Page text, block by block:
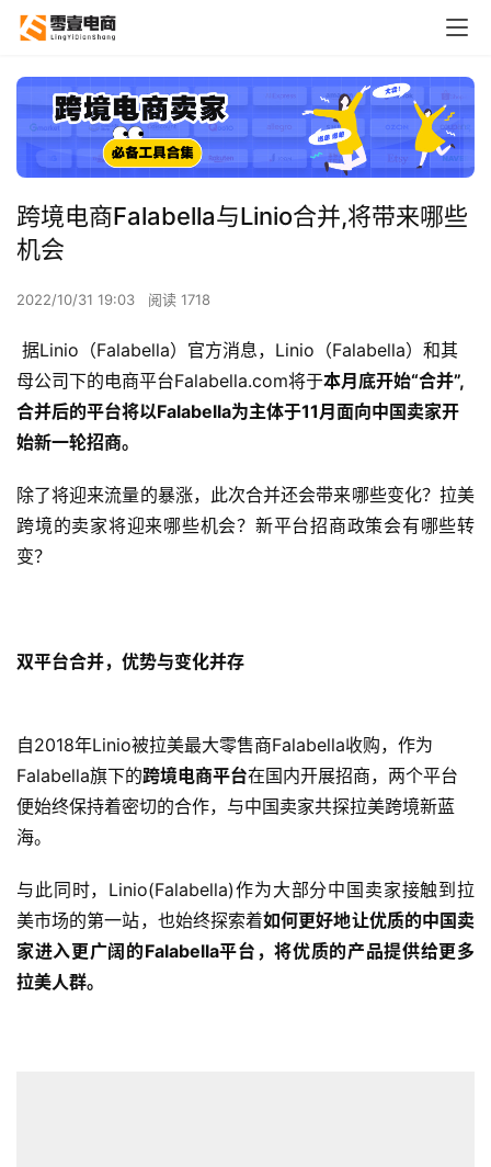
跨境电商Falabella与Linio合并,将带来哪些
机会
2022/10/31 19:03 阅读 1718
据Linio（Falabella）官方消息，Linio（Falabella）和其
母公司下的电商平台Falabella.com将于本月底开始“合并”,
合并后的平台将以Falabella为主体于11月面向中国卖家开
始新一轮招商。
除了将迎来流量的暴涨，此次合并还会带来哪些变化？拉美
跨境的卖家将迎来哪些机会？新平台招商政策会有哪些转
变？
双平台合并，优势与变化并存
自2018年Linio被拉美最大零售商Falabella收购，作为
Falabella旗下的跨境电商平台在国内开展招商，两个平台
便始终保持着密切的合作，与中国卖家共探拉美跨境新蓝
海。
与此同时，Linio(Falabella)作为大部分中国卖家接触到拉
美市场的第一站，也始终探索着如何更好地让优质的中国卖
家进入更广阔的Falabella平台，将优质的产品提供给更多
拉美人群。